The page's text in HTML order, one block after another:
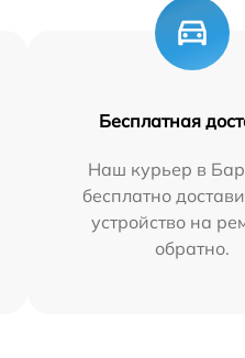
Бесплатная
Наш курьер в
бесплатно
устройство на
обратно.